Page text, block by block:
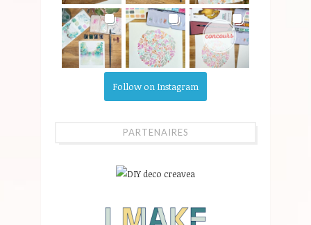
Follow on Instagram
PARTENAIRES